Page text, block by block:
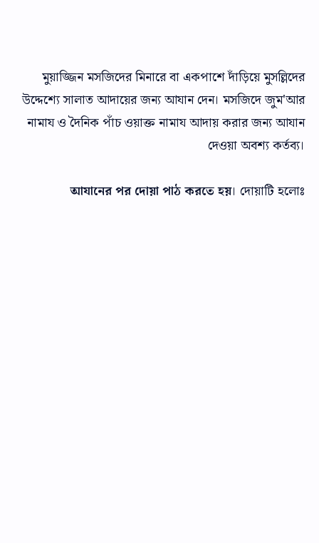
মুয়াজ্জিন মসজিদের মিনারে বা একপাশে দাঁড়িয়ে মুসল্লিদের
উদ্দেশ্যে সালাত আদায়ের জন্য আযান দেন। মসজিদে জুম'আর
নামায ও দৈনিক পাঁচ ওয়াক্ত নামায আদায় করার জন্য আযান
দেওয়া অবশ্য কর্তব্য।
আযানের পর দোয়া পাঠ করতে হয়। দোয়াটি হলোঃ